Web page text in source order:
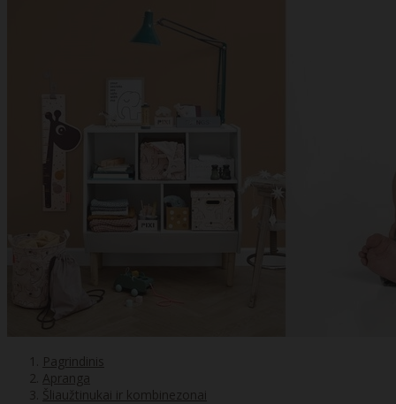
Pagrindinis
Apranga
Šliaužtinukai ir kombinezonai